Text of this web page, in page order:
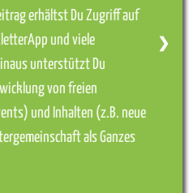
erhältst Du Zugriff auf
und viele
unterstützt Du
von freien
und Inhalten (z.B. neue
als Ganzes
❯